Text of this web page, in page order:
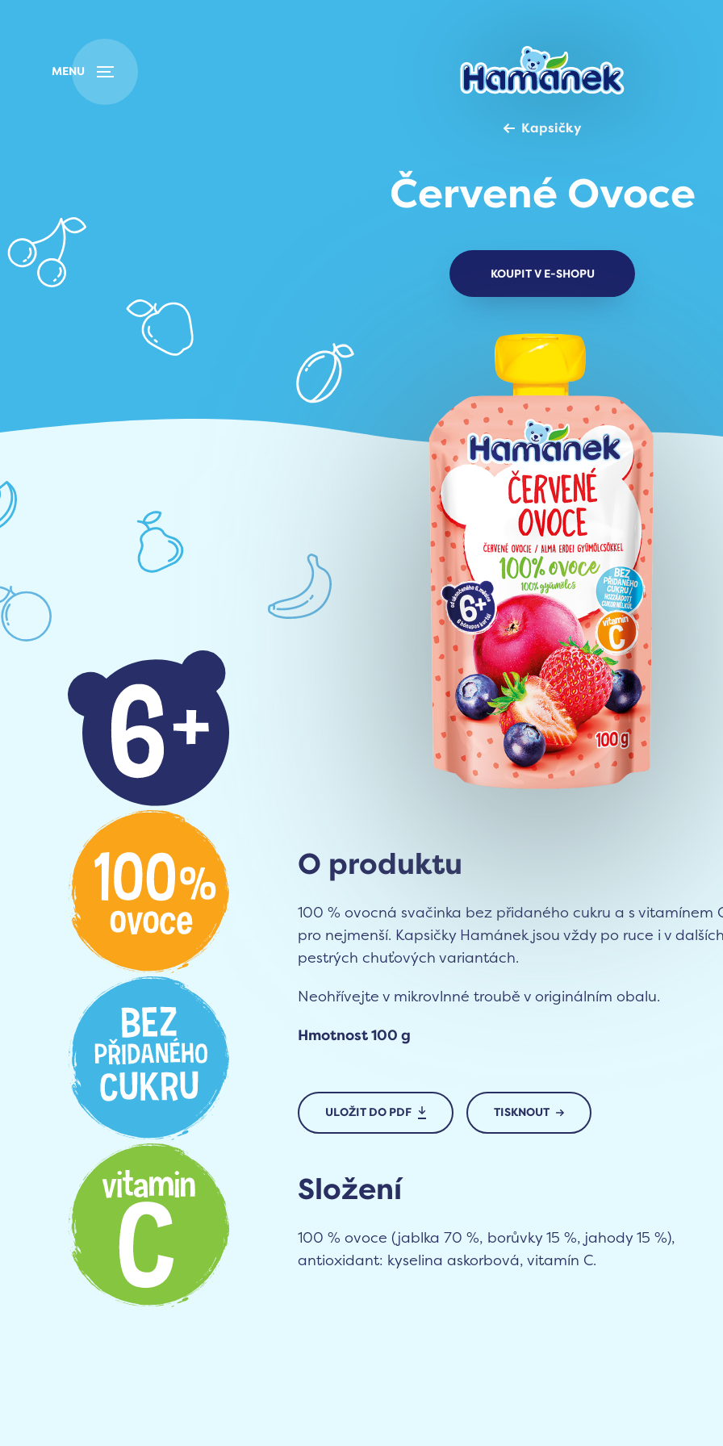
MENU Koupit
Kapsičky
Červené Ovoce
KOUPIT V E-SHOPU
O produktu
100 % ovocná svačinka bez přidaného cukru a s vitamínem
pro nejmenší. Kapsičky Hamánek jsou vždy po ruce i v
pestrých chuťových variantách.
Neohřívejte v mikrovlnné troubě v originálním obalu.
Hmotnost 100 g
ULOŽIT DO PDF TISKNOUT
Složení
100 % ovoce (jablka 70 %, borůvky 15 %, jahody 15 %),
antioxidant: kyselina askorbová, vitamín C.